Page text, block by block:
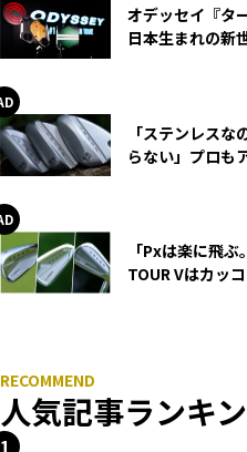
オデッセイ『タ
日本生まれの新
「ステンレス
らない」プロも
「Pxは楽に飛ぶ
TOUR Vはカッ
人気記事ランキ